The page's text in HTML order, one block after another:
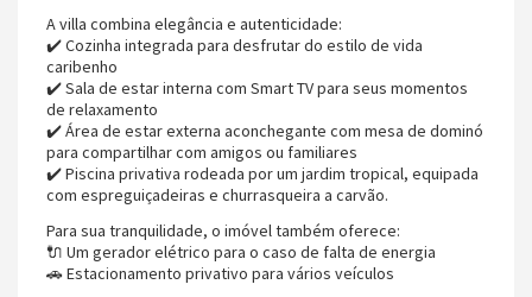
A villa combina elegância e autenticidade:
✔️ Cozinha integrada para desfrutar do estilo de vida
caribenho
✔️ Sala de estar interna com Smart TV para seus momentos
de relaxamento
✔️ Área de estar externa aconchegante com mesa de dominó
para compartilhar com amigos ou familiares
✔️ Piscina privativa rodeada por um jardim tropical, equipada
com espreguiçadeiras e churrasqueira a carvão.
Para sua tranquilidade, o imóvel também oferece:
🔌 Um gerador elétrico para o caso de falta de energia
🚗 Estacionamento privativo para vários veículos